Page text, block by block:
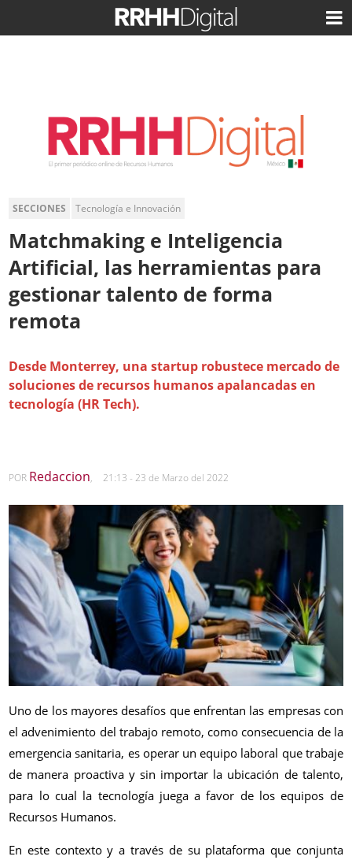
SECCIONES Tecnología e Innovación
Matchmaking e Inteligencia
Artificial, las herramientas para
gestionar talento de forma
remota
Desde Monterrey, una startup robustece mercado de
soluciones de recursos humanos apalancadas en
tecnología (HR Tech).
POR Redaccion, 21:13 - 23 de Marzo del 2022
Uno de los mayores desafíos que enfrentan las empresas con
el advenimiento del trabajo remoto, como consecuencia de la
emergencia sanitaria, es operar un equipo laboral que trabaje
de manera proactiva y sin importar la ubicación de talento,
para lo cual la tecnología juega a favor de los equipos de
Recursos Humanos.
En este contexto y a través de su plataforma que conjunta